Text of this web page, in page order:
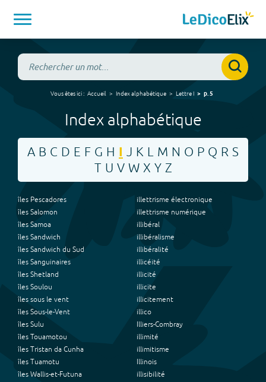
Vous êtes ici : Accueil Index alphabétique LettreI p.5
Index alphabétique
A B C D E F G H I J K L M N O P Q R S
T U V W X Y Z
îles Pescadores
îles Salomon
îles Samoa
îles Sandwich
îles Sandwich du Sud
îles Sanguinaires
îles Shetland
îles Soulou
îles sous le vent
îles Sous-le-Vent
îles Sulu
îles Touamotou
îles Tristan da Cunha
îles Tuamotu
îles Wallis-et-Futuna
illettrisme électronique
illettrisme numérique
illibéral
illibéralisme
illibéralité
illicéité
illicité
illicite
illicitement
illico
Illiers-Combray
illimité
illimitisme
Illinois
illisibilité